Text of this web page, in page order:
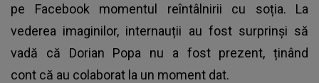
pe Facebook momentul reîntâlnirii cu soția. La
vederea imaginilor, internauții au fost surprinși să
vadă că Dorian Popa nu a fost prezent, ținând
cont că au colaborat la un moment dat.